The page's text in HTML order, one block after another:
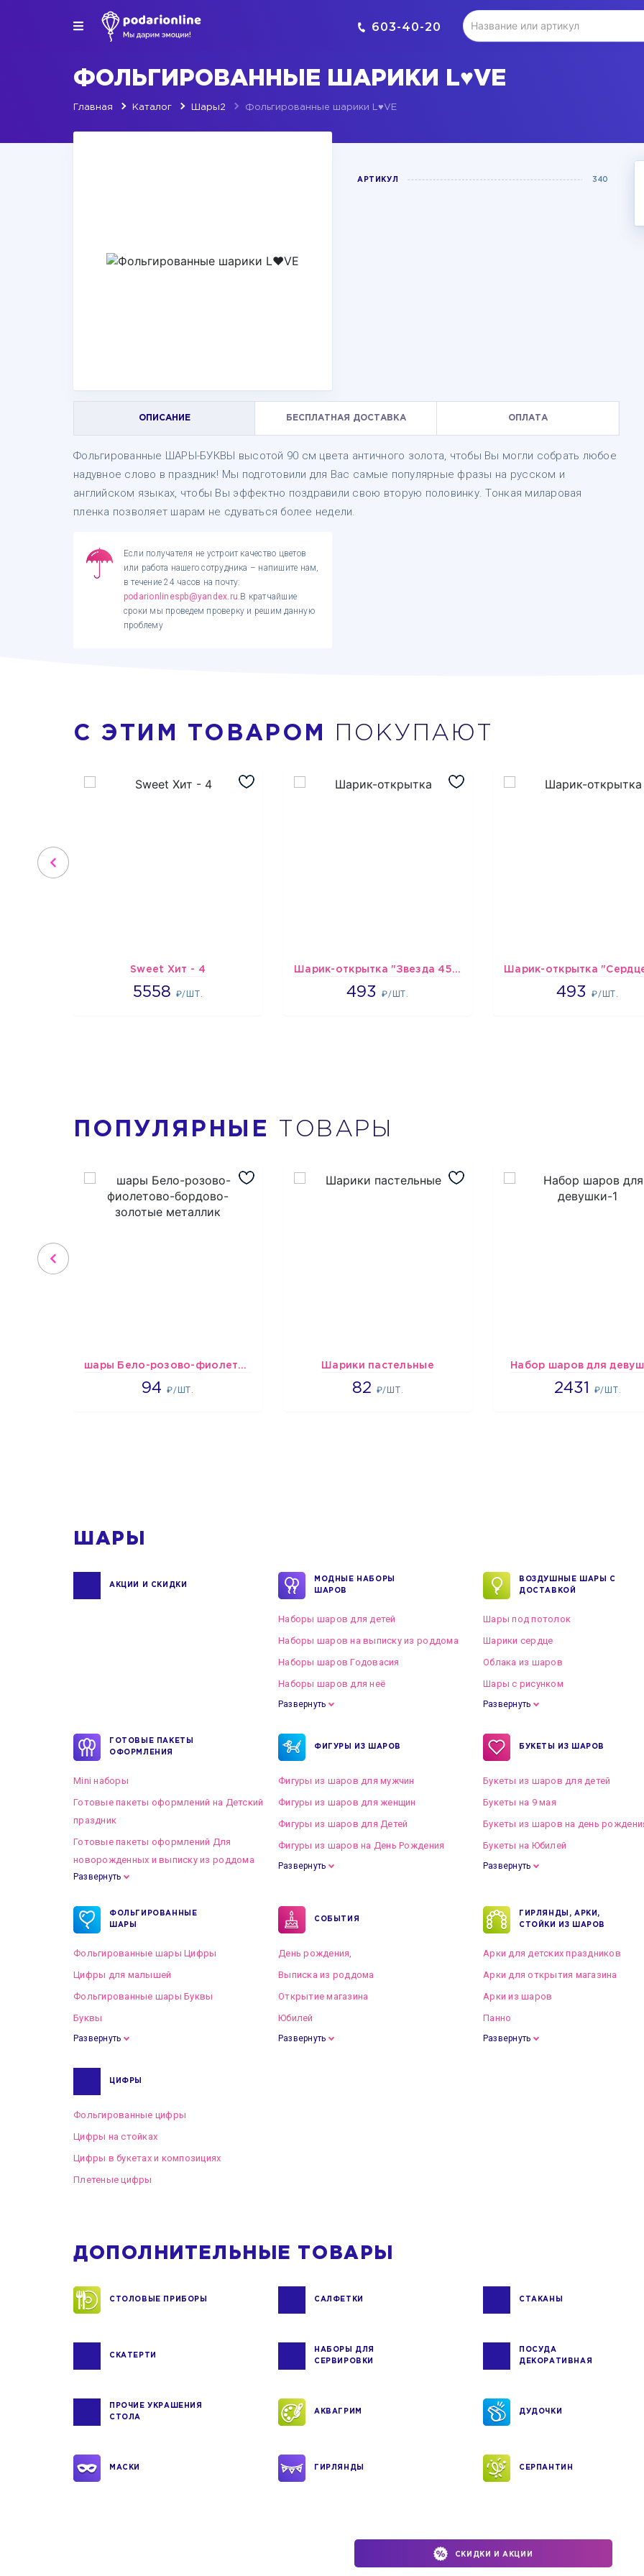
603-40-20
ФОЛЬГИРОВАННЫЕ ШАРИКИ L♥VE
Главная Каталог Шары2 Фольгированные шарики L♥VE
АРТИКУЛ 340
ОПИСАНИЕ БЕСПЛАТНАЯ ДОСТАВКА ОПЛАТА
Фольгированные ШАРЫ-БУКВЫ высотой 90 см цвета античного золота, чтобы Вы могли собрать любое
надувное слово в праздник! Мы подготовили для Вас самые популярные фразы на русском и
английском языках, чтобы Вы эффектно поздравили свою вторую половинку. Тонкая миларовая
пленка позволяет шарам не сдуваться более недели.
Если получателя не устроит качество цветов
или работа нашего сотрудника – напишите нам,
в течение 24 часов на почту:
podarionlinespb@yandex.ru.В кратчайшие
сроки мы проведем проверку и решим данную
проблему
С ЭТИМ ТОВАРОМ ПОКУПАЮТ
Sweet Хит - 4
5558 ₽/ШТ.
5558 Шарик-открытка "Звезда 45 см" №1
493₽/ШТ.
493
493₽/ШТ.
493
ПОПУЛЯРНЫЕ ТОВАРЫ
шары Бело-розово-фиолетово-бордово-золотые металлик
94₽/ШТ.
1697 Шарики пастельные
82 ₽/ШТ.
2192 Набор шаров для
2431 ₽/ШТ.
2431
ШАРЫ
АКЦИИ И СКИДКИ
МОДНЫЕ НАБОРЫ
ШАРОВ
Наборы шаров для детей
Наборы шаров на выписку из роддома
Наборы шаров Годовасия
Наборы шаров для неё
Развернуть
ВОЗДУШНЫЕ ШАРЫ С
ДОСТАВКОЙ
Шары под потолок
Шарики сердце
Облака из шаров
Шары с рисунком
Развернуть
ГОТОВЫЕ ПАКЕТЫ
ОФОРМЛЕНИЯ
Mini наборы
Готовые пакеты оформлений на Детский
праздник
Готовые пакеты оформлений Для
новорожденных и выписку из роддома
Готовые пакеты оформлений на Свадьбу
Развернуть
ФИГУРЫ ИЗ ШАРОВ
Фигуры из шаров для мужчин
Фигуры из шаров для женщин
Фигуры из шаров для Детей
Фигуры из шаров на День Рождения
Развернуть
БУКЕТЫ ИЗ ШАРОВ
Букеты из шаров для детей
Букеты на 9 мая
Букеты из шаров на день
Букеты на Юбилей
Развернуть
ФОЛЬГИРОВАННЫЕ
ШАРЫ
Фольгированные шары Цифры
Цифры для малышей
Фольгированные шары Буквы
Буквы
Развернуть
СОБЫТИЯ
День рождения,
Выписка из роддома
Открытие магазина
Юбилей
Развернуть
ГИРЛЯНДЫ, АРКИ,
СТОЙКИ ИЗ ШАРОВ
Арки для детских праздников
Арки для открытия магазина
Арки из шаров
Панно
Развернуть
ЦИФРЫ
Фольгированные цифры
Цифры на стойках
Цифры в букетах и композициях
Плетеные цифры
ДОПОЛНИТЕЛЬНЫЕ ТОВАРЫ
СТОЛОВЫЕ ПРИБОРЫ САЛФЕТКИ СТАКАНЫ
СКАТЕРТИ
НАБОРЫ ДЛЯ
СЕРВИРОВКИ
ПОСУДА
ДЕКОРАТИВНАЯ
ПРОЧИЕ УКРАШЕНИЯ
СТОЛА
АКВАГРИМ ДУДОЧКИ
МАСКИ ГИРЛЯНДЫ СЕРПАНТИН
СКИДКИ И АКЦИИ